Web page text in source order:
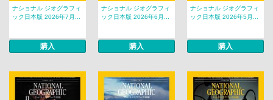
ナショナル ジオグラフィ
ック日本版 2026年7月...
購入
ナショナル ジオグラフィ
ック日本版 2026年6月...
購入
ナショナル ジオグラフィ
ック日本版 2026年5月...
購入